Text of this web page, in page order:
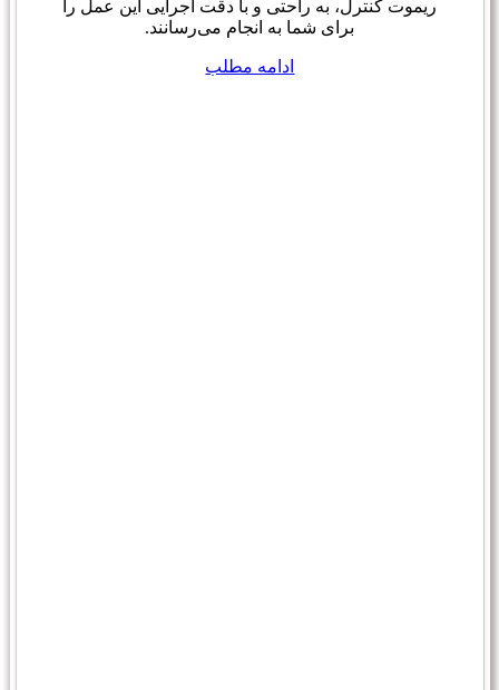
ریموت کنترل، به راحتی و با دقت اجرایی این عمل را
برای شما به انجام می‌رسانند.
ادامه مطلب